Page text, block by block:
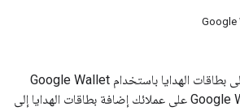
يمكنك الوصول بسرعة إلى بطاقات الهدايا باستخدام Google Wallet
API. تسهِّل Google Wallet API على عملائك إضافة بطاقات الهدايا إلى